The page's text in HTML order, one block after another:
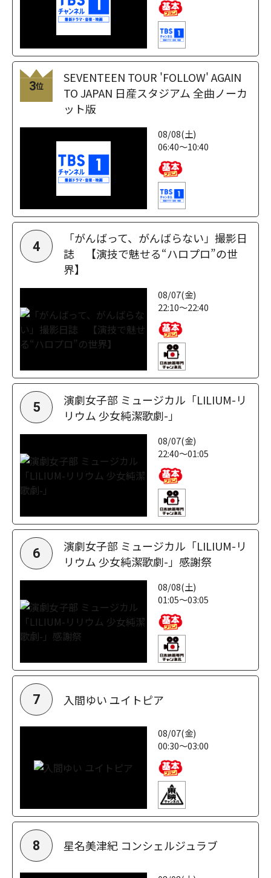
3位
SEVENTEEN TOUR 'FOLLOW' AGAIN
TO JAPAN 日産スタジアム 全曲ノーカ
ット版
08/08(土)
06:40～10:40
4
「がんばって、がんばらない」撮影日
誌 【演技で魅せる“ハロプロ”の世
界】
08/07(金)
22:10～22:40
5
演劇女子部 ミュージカル「LILIUM-リ
リウム 少女純潔歌劇-」
08/07(金)
22:40～01:05
6
演劇女子部 ミュージカル「LILIUM-リ
リウム 少女純潔歌劇-」感謝祭
08/08(土)
01:05～03:05
7 入間ゆい ユイトピア
08/07(金)
00:30～03:00
8 星名美津紀 コンシェルジュラブ